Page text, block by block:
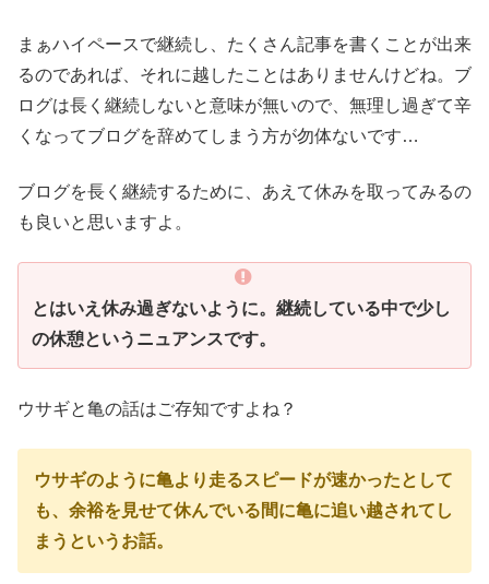
まぁハイペースで継続し、たくさん記事を書くことが出来
るのであれば、それに越したことはありませんけどね。 ブ
ログは長く継続しないと意味が無いので、無理し過ぎて辛
くなってブログを辞めてしまう方が勿体ないです…
ブログを長く継続するために、あえて休みを取ってみるの
も良いと思いますよ。
とはいえ休み過ぎないように。継続している中で少し
の休憩というニュアンスです。
ウサギと亀の話はご存知ですよね？
ウサギのように亀より走るスピードが速かったとして
も、余裕を見せて休んでいる間に亀に追い越されてし
まうというお話。